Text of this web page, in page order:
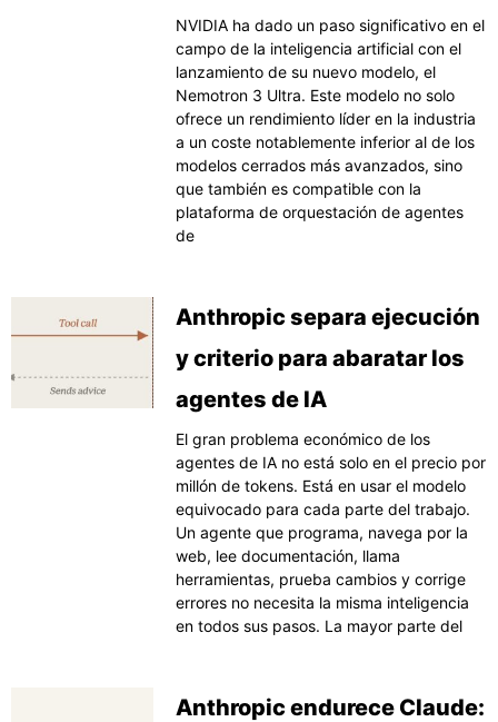
NVIDIA ha dado un paso significativo en el
campo de la inteligencia artificial con el
lanzamiento de su nuevo modelo, el
Nemotron 3 Ultra. Este modelo no solo
ofrece un rendimiento líder en la industria
a un coste notablemente inferior al de los
modelos cerrados más avanzados, sino
que también es compatible con la
plataforma de orquestación de agentes
de
Anthropic separa ejecución
y criterio para abaratar los
agentes de IA
El gran problema económico de los
agentes de IA no está solo en el precio por
millón de tokens. Está en usar el modelo
equivocado para cada parte del trabajo.
Un agente que programa, navega por la
web, lee documentación, llama
herramientas, prueba cambios y corrige
errores no necesita la misma inteligencia
en todos sus pasos. La mayor parte del
Anthropic endurece Claude: